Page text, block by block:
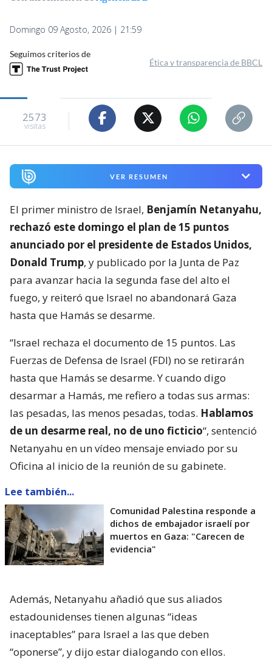
Domingo 09 Agosto, 2026 | 21:59
Seguimos criterios de
Ética y transparencia de BBCL
2573
visitas
VER RESUMEN
El primer ministro de Israel, Benjamín Netanyahu,
rechazó este domingo el plan de 15 puntos
anunciado por el presidente de Estados Unidos,
Donald Trump, y publicado por la Junta de Paz
para avanzar hacia la segunda fase del alto el
fuego, y reiteró que Israel no abandonará Gaza
hasta que Hamás se desarme.
“Israel rechaza el documento de 15 puntos. Las
Fuerzas de Defensa de Israel (FDI) no se retirarán
hasta que Hamás se desarme. Y cuando digo
desarmar a Hamás, me refiero a todas sus armas:
las pesadas, las menos pesadas, todas. Hablamos
de un desarme real, no de uno ficticio“, sentenció
Netanyahu en un vídeo mensaje enviado por su
Oficina al inicio de la reunión de su gabinete.
Lee también...
Comunidad Palestina responde a
dichos de embajador israelí por
muertos en Gaza: "Carecen de
evidencia"
Además, Netanyahu añadió que sus aliados
estadounidenses tienen algunas “ideas
inaceptables” para Israel a las que deben
“oponerse”, y dijo estar dialogando con ellos.